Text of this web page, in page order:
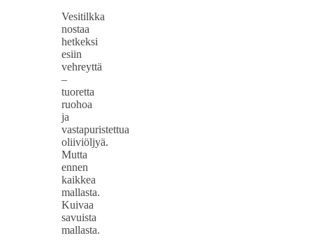
Vesitilkka
nostaa
hetkeksi
esiin
vehreyttä
–
tuoretta
ruohoa
ja
vastapuristettua
oliiviöljyä.
Mutta
ennen
kaikkea
mallasta.
Kuivaa
savuista
mallasta.